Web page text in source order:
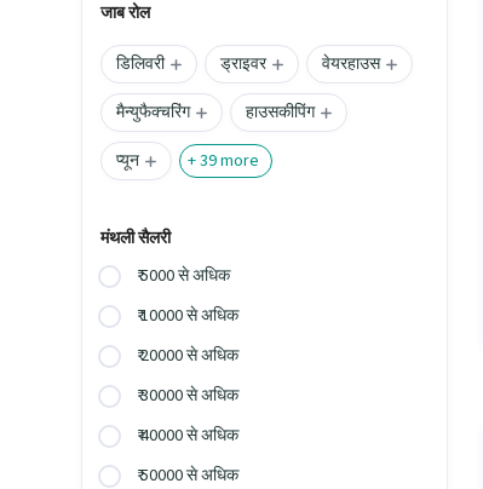
जाब रोल
डिलिवरी ड्राइवर
वेयरहाउस
मैन्युफैक्चरिंग
हाउसकीपिंग
प्यून
+39more
मंथली सैलरी
₹ 5000 से अधिक
₹ 10000 से अधिक
₹ 20000 से अधिक
₹ 30000 से अधिक
₹ 40000 से अधिक
₹ 50000 से अधिक